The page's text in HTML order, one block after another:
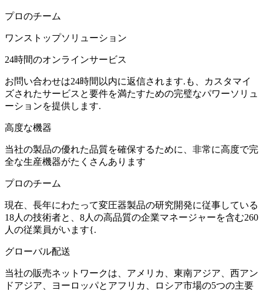
プロのチーム
ワンストップソリューション
24時間のオンラインサービス
お問い合わせは24時間以内に返信されます.も、カスタマイ
ズされたサービスと要件を満たすための完璧なパワーソリュ
ーションを提供します.
高度な機器
当社の製品の優れた品質を確保するために、非常に高度で完
全な生産機器がたくさんあります
プロのチーム
現在、長年にわたって変圧器製品の研究開発に従事している
18人の技術者と、8人の高品質の企業マネージャーを含む260
人の従業員がいます{.
グローバル配送
当社の販売ネットワークは、アメリカ、東南アジア、西アン
ドアジア、ヨーロッパとアフリカ、ロシア市場の5つの主要